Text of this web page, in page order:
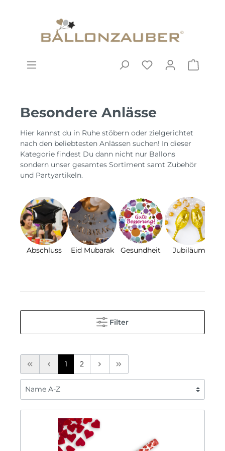
Besondere Anlässe
Hier kannst du in Ruhe stöbern oder zielgerichtet
nach den beliebtesten Anlässen suchen! In dieser
Kategorie findest Du dann nicht nur Ballons
sondern unser gesamtes Sortiment samt Zubehör
und Partyartikeln.
Abschluss Eid Mubarak Gesundheit Jubiläum
Filter
1 2